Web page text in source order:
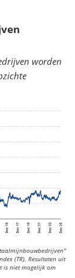
worden
(TR). Resultaten uit
is niet mogelijk om